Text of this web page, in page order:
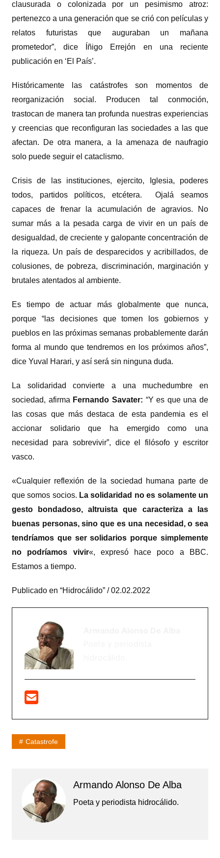
clausurada o colonizada por un pesimismo atroz:
pertenezco a una generación que se crió con películas y
relatos futuristas que auguraban un mañana
prometedor”, dice Íñigo Errejón en una reciente
publicación en ‘El País’.
Históricamente las catástrofes son momentos de
reorganización social. Producen tal conmoción,
trastocan de manera tan profunda nuestras experiencias
y creencias que reconfiguran las sociedades a las que
afectan. De otra manera, a la amenaza de naufragio
solo puede seguir el cataclismo.
Crisis de las instituciones, ejercito, Iglesia, poderes
todos, partidos políticos, etcétera. Ojalá seamos
capaces de frenar la acumulación de agravios. No
sumar más a la pesada carga de vivir en un país de
desigualdad, de creciente y galopante concentración de
la riqueza. Un país de desparecidos y acribillados, de
colusiones, de pobreza, discriminación, marginación y
brutales atentados al ambiente.
Es tiempo de actuar más globalmente que nunca,
porque “las decisiones que tomen los gobiernos y
pueblos en las próximas semanas probablemente darán
forma al mundo que tendremos en los próximos años”,
dice Yuval Harari, y así será sin ninguna duda.
La solidaridad convierte a una muchedumbre en
sociedad, afirma Fernando Savater: “Y es que una de
las cosas que más destaca de esta pandemia es el
accionar solidario que ha emergido como una
necesidad para sobrevivir”, dice el filósofo y escritor
vasco.
«Cualquier reflexión de la sociedad humana parte de
que somos socios. La solidaridad no es solamente un
gesto bondadoso, altruista que caracteriza a las
buenas personas, sino que es una necesidad, o sea
tendríamos que ser solidarios porque simplemente
no podríamos vivir«, expresó hace poco a BBC.
Estamos a tiempo.
Publicado en “Hidrocálido” / 02.02.2022
Catastrofe
Armando Alonso De Alba
Poeta y periodista hidrocálido.